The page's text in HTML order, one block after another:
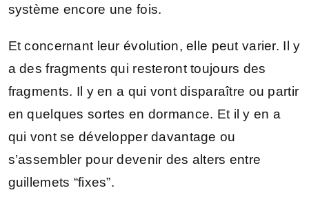
système encore une fois.
Et concernant leur évolution, elle peut varier. Il y
a des fragments qui resteront toujours des
fragments. Il y en a qui vont disparaître ou partir
en quelques sortes en dormance. Et il y en a
qui vont se développer davantage ou
s’assembler pour devenir des alters entre
guillemets “fixes”.